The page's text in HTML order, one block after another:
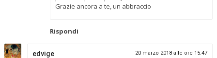
Grazie ancora a te, un abbraccio
Rispondi
edvige 20 marzo 2018 alle ore 15:47